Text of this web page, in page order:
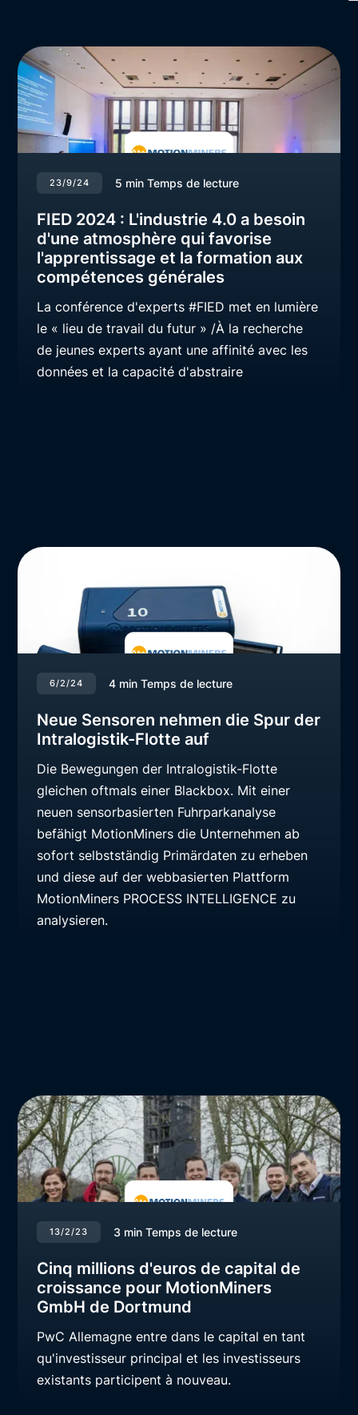
23/9/24 5 min Temps de lecture
FIED 2024 : L'industrie 4.0 a besoin
d'une atmosphère qui favorise
l'apprentissage et la formation aux
compétences générales
La conférence d'experts #FIED met en lumière
le « lieu de travail du futur » /À la recherche
de jeunes experts ayant une affinité avec les
données et la capacité d'abstraire
6/2/24 4 min Temps de lecture
Neue Sensoren nehmen die Spur der
Intralogistik-Flotte auf
Die Bewegungen der Intralogistik-Flotte
gleichen oftmals einer Blackbox. Mit einer
neuen sensorbasierten Fuhrparkanalyse
befähigt MotionMiners die Unternehmen ab
sofort selbstständig Primärdaten zu erheben
und diese auf der webbasierten Plattform
MotionMiners PROCESS INTELLIGENCE zu
analysieren.
13/2/23 3 min Temps de lecture
Cinq millions d'euros de capital de
croissance pour MotionMiners
GmbH de Dortmund
PwC Allemagne entre dans le capital en tant
qu'investisseur principal et les investisseurs
existants participent à nouveau.